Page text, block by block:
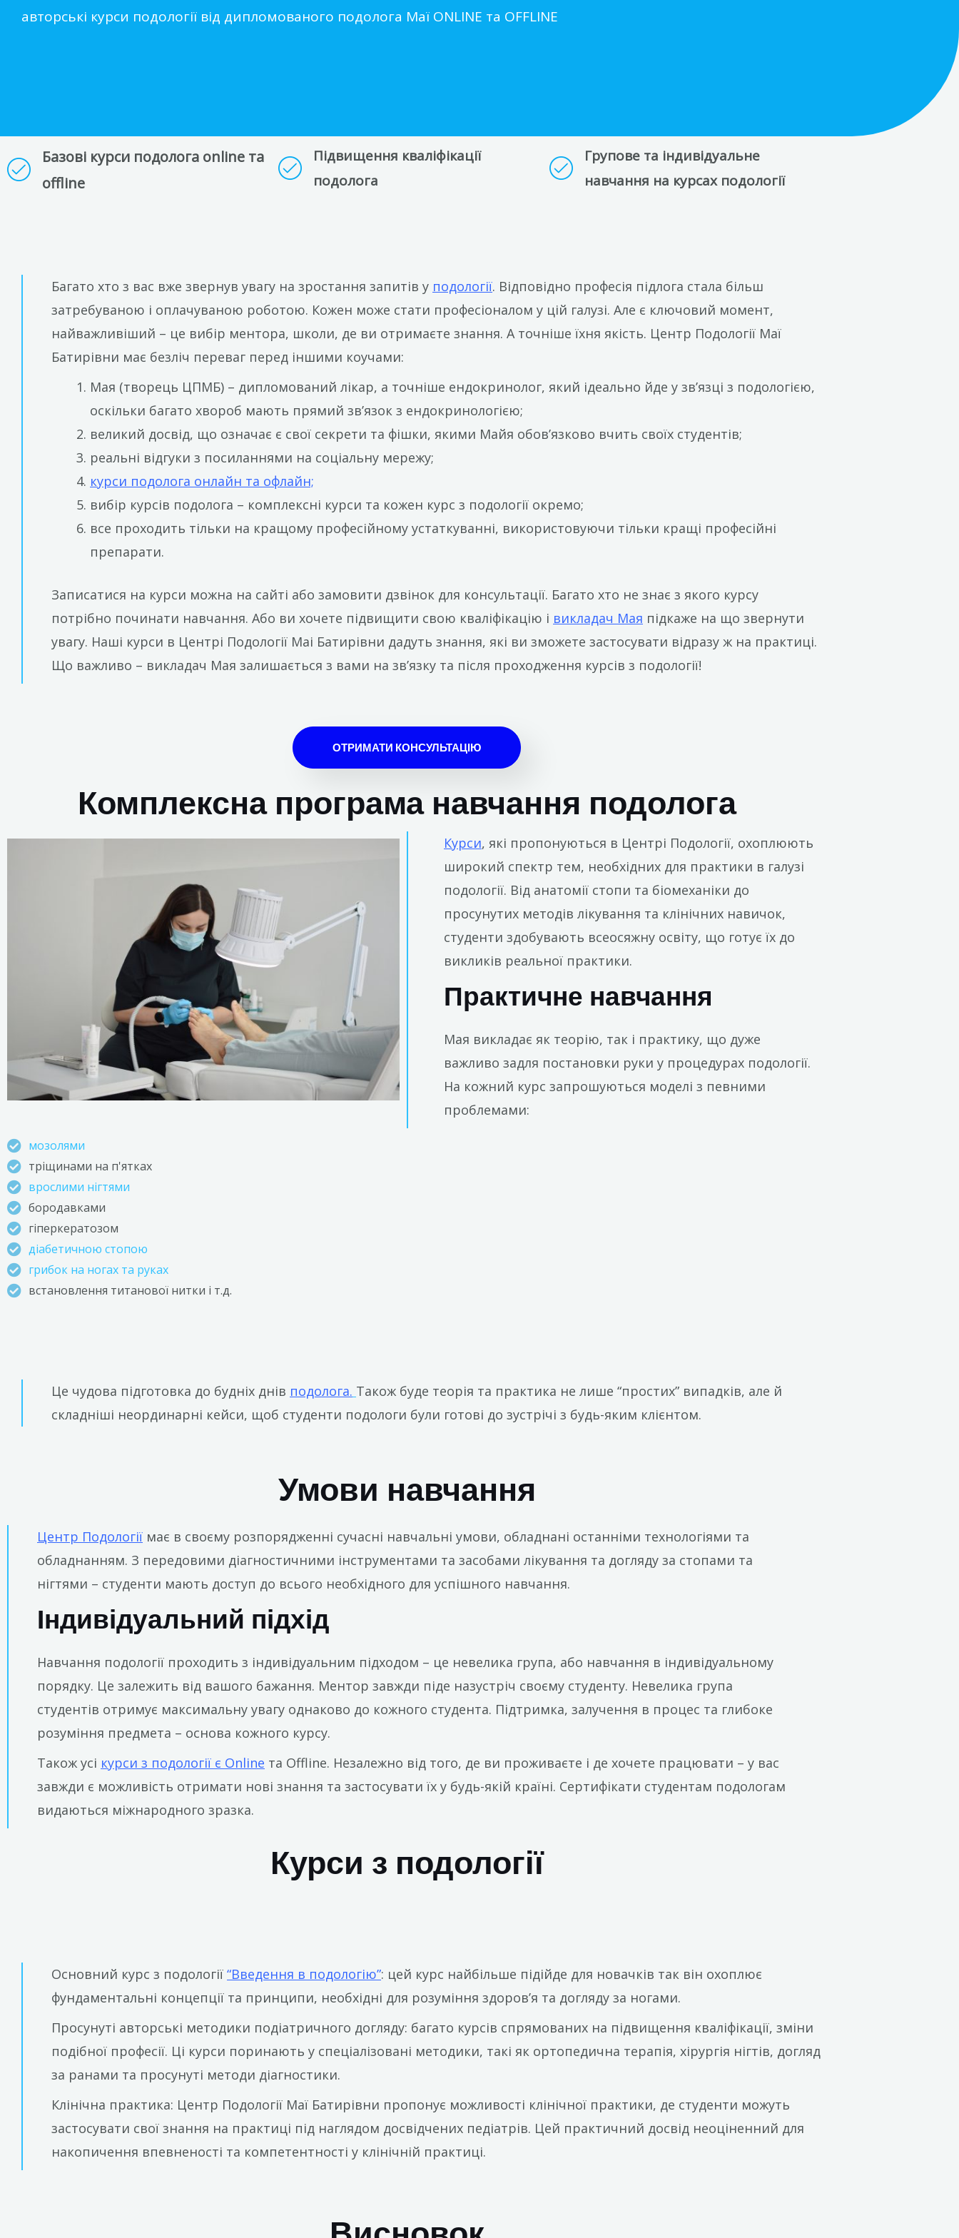
авторські курси подології від дипломованого подолога Маї ONLINE та OFFLINE
Базові курси подолога online та
offline
Підвищення кваліфікації
подолога
Групове та індивідуальне
навчання на курсах подології
Багато хто з вас вже звернув увагу на зростання запитів у подології. Відповідно професія підлога стала більш
затребуваною і оплачуваною роботою. Кожен може стати професіоналом у цій галузі. Але є ключовий момент,
найважливіший – це вибір ментора, школи, де ви отримаєте знання. А точніше їхня якість. Центр Подології Маї
Батирівни має безліч переваг перед іншими коучами:
Мая (творець ЦПМБ) – дипломований лікар, а точніше ендокринолог, який ідеально йде у зв’язці з подологією,
оскільки багато хвороб мають прямий зв’язок з ендокринологією;
великий досвід, що означає є свої секрети та фішки, якими Майя обов’язково вчить своїх студентів;
реальні відгуки з посиланнями на соціальну мережу;
курси подолога онлайн та офлайн;
вибір курсів подолога – комплексні курси та кожен курс з подології окремо;
все проходить тільки на кращому професійному устаткуванні, використовуючи тільки кращі професійні
препарати.
Записатися на курси можна на сайті або замовити дзвінок для консультації. Багато хто не знає з якого курсу
потрібно починати навчання. Або ви хочете підвищити свою кваліфікацію і викладач Мая підкаже на що звернути
увагу. Наші курси в Центрі Подології Маі Батирівни дадуть знання, які ви зможете застосувати відразу ж на практиці.
Що важливо – викладач Мая залишається з вами на зв’язку та після проходження курсів з подології!
ОТРИМАТИ КОНСУЛЬТАЦІЮ
Комплексна програма навчання подолога
Курси, які пропонуються в Центрі Подології, охоплюють
широкий спектр тем, необхідних для практики в галузі
подології. Від анатомії стопи та біомеханіки до
просунутих методів лікування та клінічних навичок,
студенти здобувають всеосяжну освіту, що готує їх до
викликів реальної практики.
Практичне навчання
Мая викладає як теорію, так і практику, що дуже
важливо задля постановки руки у процедурах подології.
На кожний курс запрошуються моделі з певними
проблемами:
мозолями
тріщинами на п'ятках
врослими нігтями
бородавками
гіперкератозом
діабетичною стопою
грибок на ногах та руках
встановлення титанової нитки і т.д.
Це чудова підготовка до будніх днів подолога. Також буде теорія та практика не лише “простих” випадків, але й
складніші неординарні кейси, щоб студенти подологи були готові до зустрічі з будь-яким клієнтом.
Умови навчання
Центр Подології має в своєму розпорядженні сучасні навчальні умови, обладнані останніми технологіями та
обладнанням. З передовими діагностичними інструментами та засобами лікування та догляду за стопами та
нігтями – студенти мають доступ до всього необхідного для успішного навчання.
Індивідуальний підхід
Навчання подології проходить з індивідуальним підходом – це невелика група, або навчання в індивідуальному
порядку. Це залежить від вашого бажання. Ментор завжди піде назустріч своєму студенту. Невелика група
студентів отримує максимальну увагу однаково до кожного студента. Підтримка, залучення в процес та глибоке
розуміння предмета – основа кожного курсу.
Також усі курси з подології є Online та Offline. Незалежно від того, де ви проживаєте і де хочете працювати – у вас
завжди є можливість отримати нові знання та застосувати їх у будь-якій країні. Сертифікати студентам подологам
видаються міжнародного зразка.
Курси з подології
Основний курс з подології “Введення в подологію”: цей курс найбільше підійде для новачків так він охоплює
фундаментальні концепції та принципи, необхідні для розуміння здоров’я та догляду за ногами.
Просунуті авторські методики подіатричного догляду: багато курсів спрямованих на підвищення кваліфікації, зміни
подібної професії. Ці курси поринають у спеціалізовані методики, такі як ортопедична терапія, хірургія нігтів, догляд
за ранами та просунуті методи діагностики.
Клінічна практика: Центр Подології Маї Батирівни пропонує можливості клінічної практики, де студенти можуть
застосувати свої знання на практиці під наглядом досвідчених педіатрів. Цей практичний досвід неоціненний для
накопичення впевненості та компетентності у клінічній практиці.